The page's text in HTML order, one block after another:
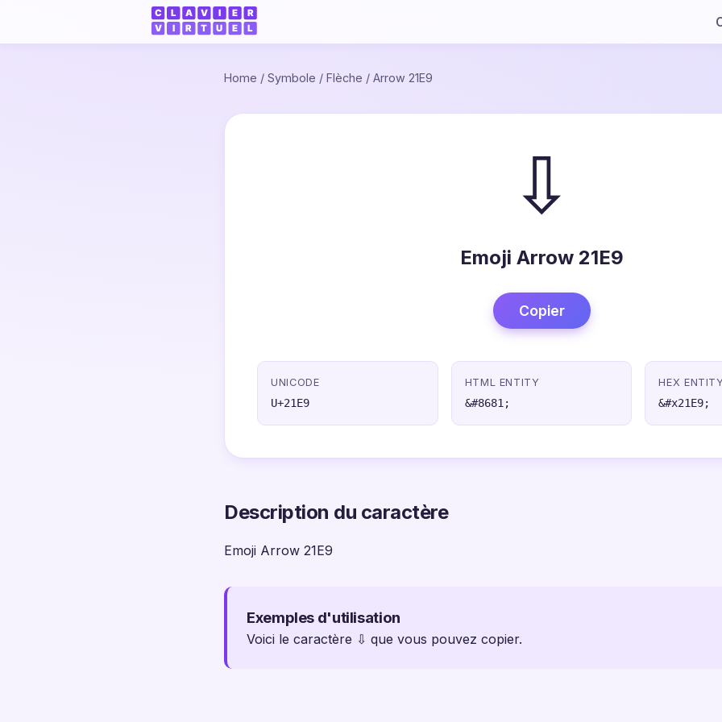
Home / Symbole / Flèche / Arrow 21E9
⇩
Emoji Arrow 21E9
Copier
UNICODE
U+21E9
HTML ENTITY
&#8681;
HEX
&#x21E9;
Description du caractère
Emoji Arrow 21E9
Exemples d'utilisation
Voici le caractère ⇩ que vous pouvez copier.